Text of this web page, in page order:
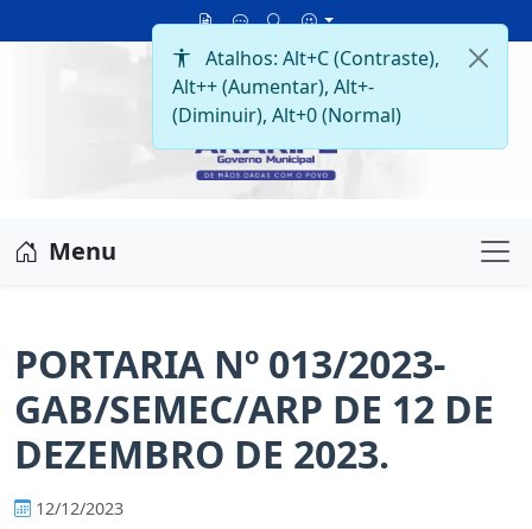
Menu
PORTARIA Nº 013/2023-
GAB/SEMEC/ARP DE 12 DE
DEZEMBRO DE 2023.
12/12/2023